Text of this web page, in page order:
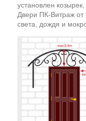
установлен
Двери ПК-Витраж от
света, дождя и